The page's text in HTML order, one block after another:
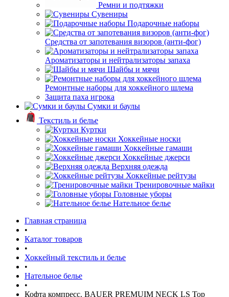
Ремни и подтяжки
Сувениры
Подарочные наборы
Средства от запотевания визоров (анти-фог)
Ароматизаторы и нейтрализаторы запаха
Шайбы и мячи
Ремонтные наборы для хоккейного шлема
Защита паха игрока
Сумки и баулы
Текстиль и белье
Куртки
Хоккейные носки
Хоккейные гамаши
Хоккейные джерси
Верхняя одежда
Хоккейные рейтузы
Тренировочные майки
Головные уборы
Нательное белье
Главная страница
•
Каталог товаров
•
Хоккейный текстиль и белье
•
Нательное белье
•
Кофта компресс. BAUER PREMUIM NECK LS Top